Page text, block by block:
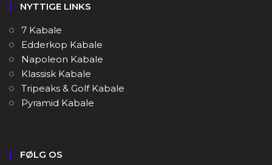
NYTTIGE LINKS
7 Kabale
Edderkop Kabale
Napoleon Kabale
Klassisk Kabale
Tripeaks & Golf Kabale
Pyramid Kabale
FØLG OS